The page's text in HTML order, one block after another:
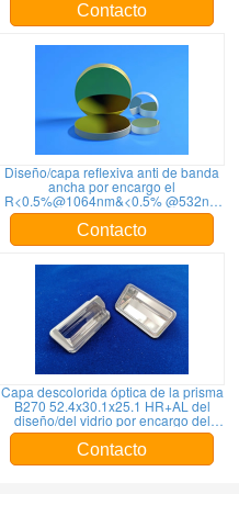
Contacto
Diseño/capa reflexiva anti de banda
ancha por encargo el
R<0.5%@1064nm&<0.5% @532nm
del OEM/del ODM
Contacto
Capa descolorida óptica de la prisma
B270 52.4x30.1x25.1 HR+AL del
diseño/del vidrio por encargo del
OEM/del ODM
Contacto